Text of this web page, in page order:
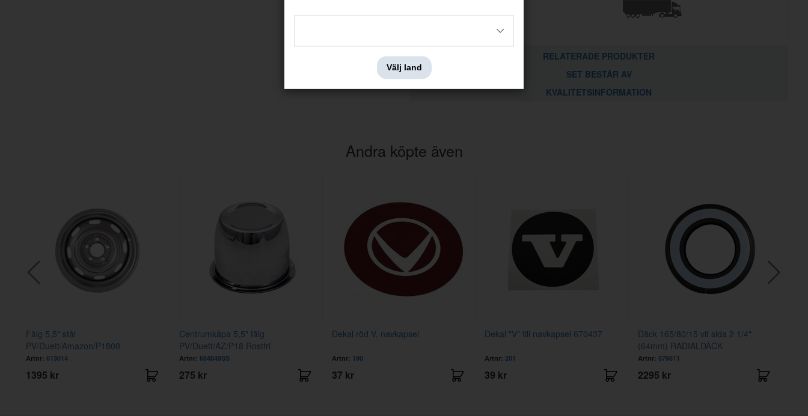
Gavel bakre med packbox B18/B20 Motorfärg
RELATERADE PRODUKTER
SET BESTÅR AV
KVALITETSINFORMATION
Andra köpte även
Fälg 5,5" stål
PV/Duett/Amazon/P1800
Artnr:613014
1395 kr
Centrumkåpa 5,5" fälg
PV/Duett/AZ/P18 Rostfri
Artnr: 684849SS
275 kr
Dekal röd V, navkapsel
Artnr: 190
37 kr
Dekal "V" till navkapsel 670437
Artnr: 201
39 kr
Däck 165/80/15 vit sida 2 1/4"
(64mm) RADIALDÄCK
Artnr: 579811
2295 kr
Välj land